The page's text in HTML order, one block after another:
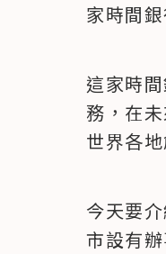
家時間
這家時
務，在
世界各
今天要
市設有